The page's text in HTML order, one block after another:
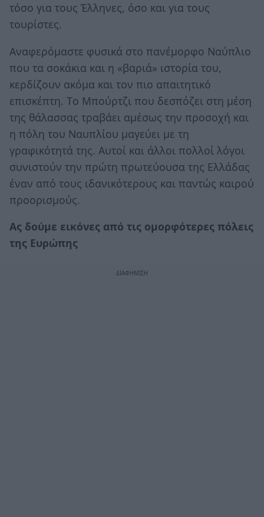
τόσο για τους Έλληνες, όσο και για τους
τουρίστες.
Αναφερόμαστε φυσικά στο πανέμορφο Ναύπλιο
που τα σοκάκια και η «βαριά» ιστορία του,
κερδίζουν ακόμα και τον πιο απαιτητικό
επισκέπτη. Tο Μπούρτζι που δεσπόζει στη μέση
της θάλασσας τραβάει αμέσως την προσοχή και
η πόλη του Ναυπλίου μαγεύει με τη
γραφικότητά της. Αυτοί και άλλοι πολλοί λόγοι
συνιστούν την πρώτη πρωτεύουσα της Ελλάδας
έναν από τους ιδανικότερους και παντώς καιρού
προορισμούς.
Ας δούμε εικόνες από τις ομορφότερες πόλεις
της Ευρώπης